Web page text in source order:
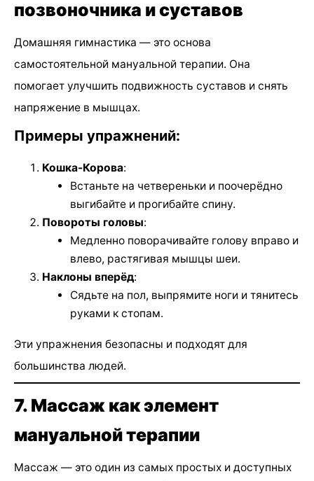
позвоночника и суставов
Домашняя гимнастика — это основа
самостоятельной мануальной терапии. Она
помогает улучшить подвижность суставов и снять
напряжение в мышцах.
Примеры упражнений:
Кошка-Корова:
Встаньте на четвереньки и поочерёдно
выгибайте и прогибайте спину.
Повороты головы:
Медленно поворачивайте голову вправо и
влево, растягивая мышцы шеи.
Наклоны вперёд:
Сядьте на пол, выпрямите ноги и тянитесь
руками к стопам.
Эти упражнения безопасны и подходят для
большинства людей.
7. Массаж как элемент
мануальной терапии
Массаж — это один из самых простых и доступных